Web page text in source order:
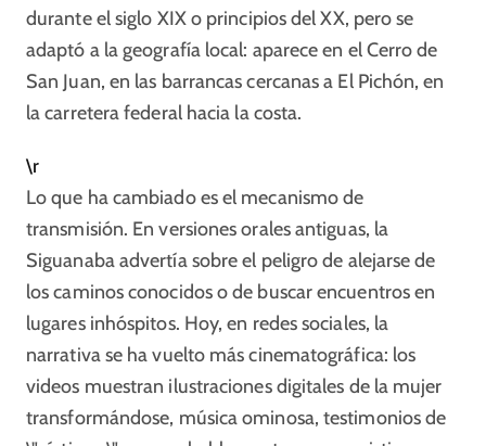
durante el siglo XIX o principios del XX, pero se
adaptó a la geografía local: aparece en el Cerro de
San Juan, en las barrancas cercanas a El Pichón, en
la carretera federal hacia la costa.​
\r
Lo que ha cambiado es el mecanismo de
transmisión. En versiones orales antiguas, la
Siguanaba advertía sobre el peligro de alejarse de
los caminos conocidos o de buscar encuentros en
lugares inhóspitos. Hoy, en redes sociales, la
narrativa se ha vuelto más cinematográfica: los
videos muestran ilustraciones digitales de la mujer
transformándose, música ominosa, testimonios de